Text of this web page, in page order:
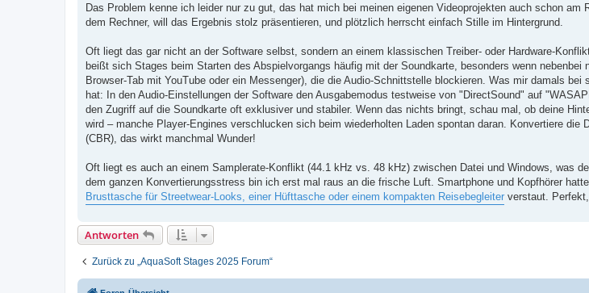
i
r
Das Problem kenne ich leider nur zu gut, das hat mich bei meinen eigenen Videoprojekten auch schon am
dem Rechner, will das Ergebnis stolz präsentieren, und plötzlich herrscht einfach Stille im Hintergrund.
Oft liegt das gar nicht an der Software selbst, sondern an einem klassischen Treiber- oder Hardware-
beißt sich Stages beim Starten des Abspielvorgangs häufig mit der Soundkarte, besonders wenn nebenbei
Browser-Tab mit YouTube oder ein Messenger), die die Audio-Schnittstelle blockieren. Was mir damals
hat: In den Audio-Einstellungen der Software den Ausgabemodus testweise von "DirectSound" auf
den Zugriff auf die Soundkarte oft exklusiver und stabiler. Wenn das nichts bringt, schau mal, ob deine
wird – manche Player-Engines verschlucken sich beim wiederholten Laden spontan daran. Konvertiere die
(CBR), das wirkt manchmal Wunder!
Oft liegt es auch an einem Samplerate-Konflikt (44.1 kHz vs. 48 kHz) zwischen Datei und Windows, was
dem ganzen Konvertierungsstress bin ich erst mal raus an die frische Luft. Smartphone und Kopfhörer
Brusttasche für Streetwear-Looks, einer Hüfttasche oder einem kompakten Reisebegleiter verstaut.
Antworten
Zurück zu „AquaSoft Stages 2025 Forum“